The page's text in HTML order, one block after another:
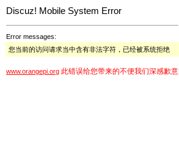
Discuz! Mobile System Error
Error messages:
您当前的访问请求当中含有非法字符，已经被系统拒绝
www.orangepi.org 此错误给您带来的不便我们深感歉意